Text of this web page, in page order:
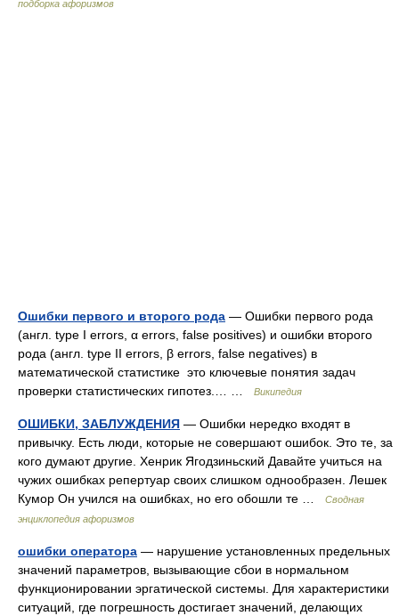
подборка афоризмов
Ошибки первого и второго рода — Ошибки первого рода
(англ. type I errors, α errors, false positives) и ошибки второго
рода (англ. type II errors, β errors, false negatives) в
математической статистике это ключевые понятия задач
проверки статистических гипотез.… …
Википедия
ОШИБКИ, ЗАБЛУЖДЕНИЯ — Ошибки нередко входят в
привычку. Есть люди, которые не совершают ошибок. Это те, за
кого думают другие. Хенрик Ягодзиньский Давайте учиться на
чужих ошибках репертуар своих слишком однообразен. Лешек
Кумор Он учился на ошибках, но его обошли те …
Сводная
энциклопедия афоризмов
ошибки оператора — нарушение установленных предельных
значений параметров, вызывающие сбои в нормальном
функционировании эргатической системы. Для характеристики
ситуаций, где погрешность достигает значений, делающих